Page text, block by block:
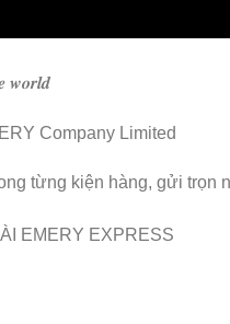
Company Limited
từng kiện hàng, gửi trọn
EMERY EXPRESS